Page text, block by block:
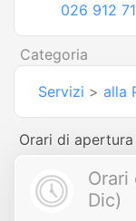
026 912
Categoria
Servizi > alla
Orari di apertura
Orari
Dic)